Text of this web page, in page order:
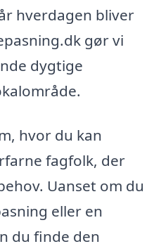
hverdagen bliver
gør vi
dygtige
hvor du kan
fagfolk, der
Uanset om du
eller en
du finde den